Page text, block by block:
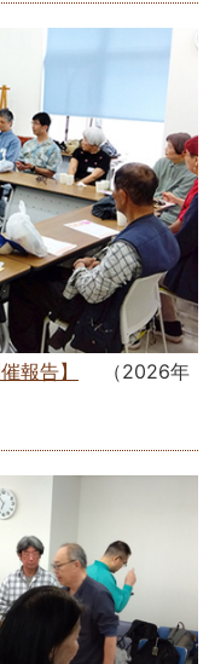
報告】 （2026年